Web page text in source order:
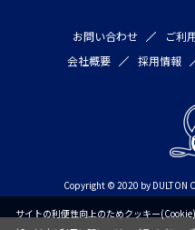
お問い合わせ ご利
会社概要
採用情報
Copyright © 2020 by DULTON
サイトの利便性向上のためクッキー